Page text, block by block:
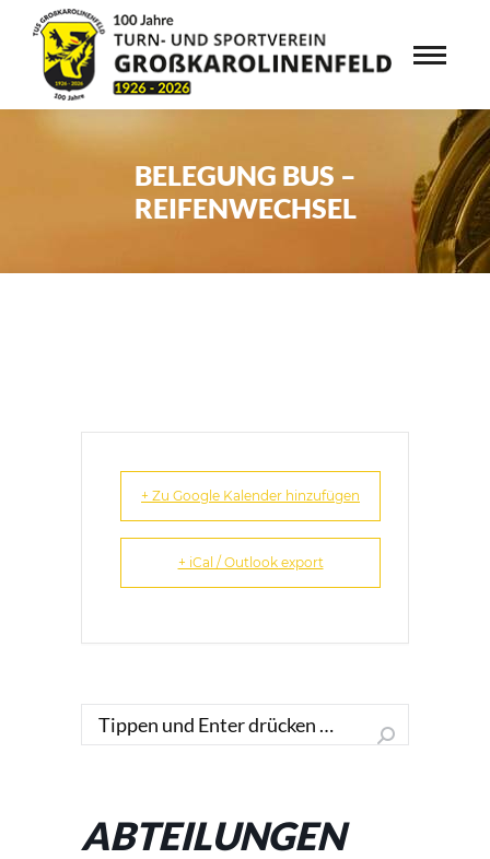
BELEGUNG BUS –
REIFENWECHSEL
+ Zu Google Kalender hinzufügen
+ iCal / Outlook export
Search:
ABTEILUNGEN